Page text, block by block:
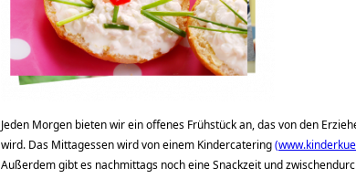
Jeden Morgen bieten wir ein offenes Frühstück an, das von den
wird. Das Mittagessen wird von einem Kindercatering
Außerdem gibt es nachmittags noch eine Snackzeit und